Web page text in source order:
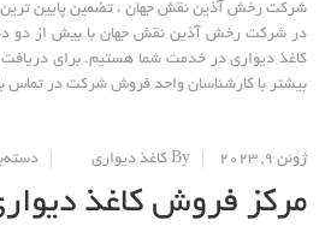
شرکت رخش آذین نقش جهان ، تضمین پایین
در شرکت رخش آذین نقش جهان با بیش از دو
کاغذ دیواری در خدمت شما هستیم. برای
بیشتر با کارشناسان واحد فروش شرکت در تماس
ژوئن 9, 2023 By کاغذ دیواری
مرکز فروش کاغذ